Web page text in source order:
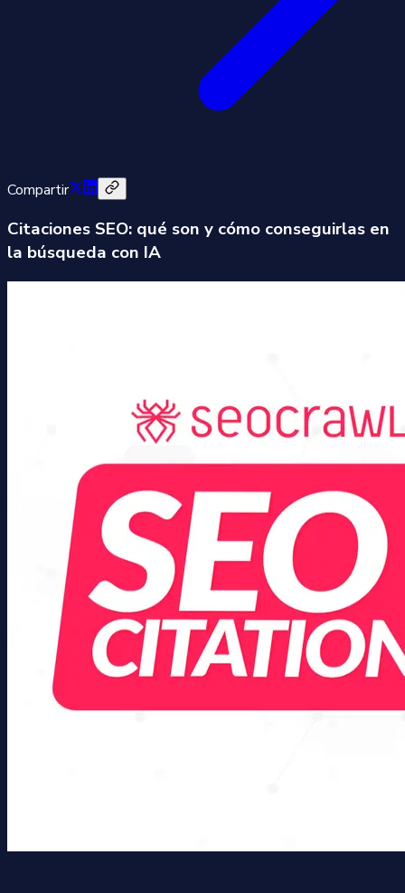
Compartir
Citaciones SEO: qué son y cómo conseguirlas en
la búsqueda con IA